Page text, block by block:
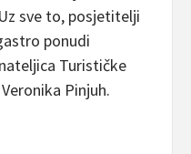
sve to, posjetitelji
ponudi
Turističke
Pinjuh.